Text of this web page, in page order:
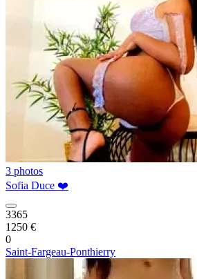
3 photos
Sofia Duce ❤️
3365
1250 €
0
Saint-Fargeau-Ponthierry